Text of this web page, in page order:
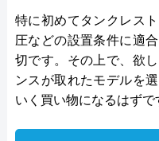
特に初めてタンクレス
圧などの設置条件に適
切です。その上で、欲
ンスが取れたモデルを
いく買い物になるはずで